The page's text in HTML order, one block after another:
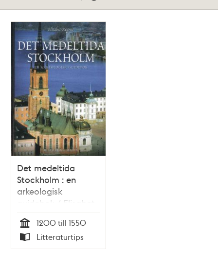
Det medeltida
Stockholm : en
arkeologisk
guidebok / Elisabet
Regner
Tid
1200 till 1550
Typ
Litteraturtips